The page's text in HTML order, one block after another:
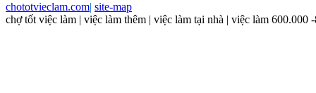
chototvieclam.com| site-map
chợ tốt việc làm | việc làm thêm | việc làm tại nhà | việc làm 600.000